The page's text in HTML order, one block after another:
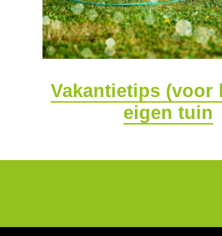
Vakantietips (voor
eigen tuin